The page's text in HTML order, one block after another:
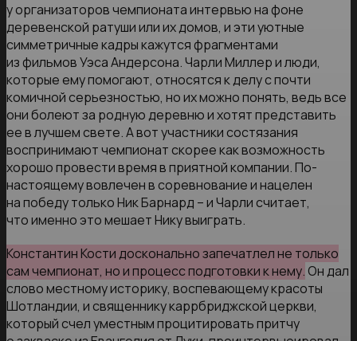
у организаторов чемпионата интервью на фоне
деревенской ратуши или их домов, и эти уютные
симметричные кадры кажутся фрагментами
из фильмов Уэса Андерсона. Чарли Миллер и люди,
которые ему помогают, относятся к делу с почти
комичной серьезностью, но их можно понять, ведь все
они болеют за родную деревню и хотят представить
ее в лучшем свете. А вот участники состязания
воспринимают чемпионат скорее как возможность
хорошо провести время в приятной компании. По-
настоящему вовлечен в соревнование и нацелен
на победу только Ник Барнард – и Чарли считает,
что именно это мешает Нику выиграть.
Константин Кости досконально запечатлел не только
сам чемпионат, но и процесс подготовки к нему. Он дал
слово местному историку, воспевающему красоты
Шотландии, и священнику каррбриджской церкви,
который счел уместным процитировать притчу